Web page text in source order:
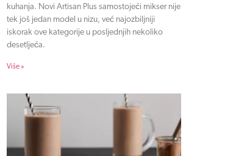
kuhanja. Novi Artisan Plus samostojeći mikser nije
tek još jedan model u nizu, već najozbiljniji
iskorak ove kategorije u posljednjih nekoliko
desetljeća.
Više »